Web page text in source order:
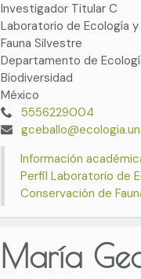
Investigador Titular C
Laboratorio de Ecología
Fauna Silvestre
Departamento de
Biodiversidad
México
5556229004
Información
Perfil Laboratorio de
Conservación de
María